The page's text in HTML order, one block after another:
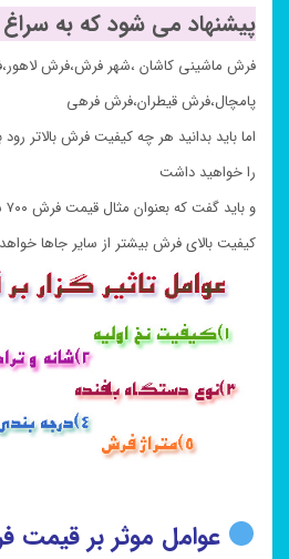
پیشنهاد می شود که به سراغ
فرش ماشینی کاشان ،شهر فرش،فرش
پامچال،فرش قیطران،فرش فرهی
اما باید بدانید هر چه کیفیت فرش بالاتر
را خواهید داشت
کیفیت بالای فرش بیشتر از سایر جاها
عوامل موثر بر